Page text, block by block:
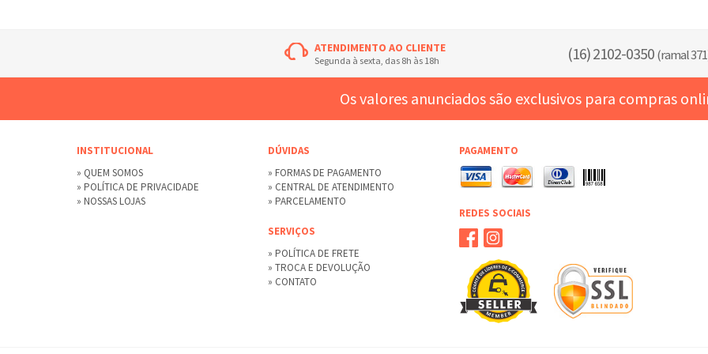
ATENDIMENTO AO CLIENTE
Segunda à sexta, das 8h às 18h (16) 2102-0350(ramal
Os valores anunciados são exclusivos para compras
INSTITUCIONAL
» QUEM SOMOS
» POLÍTICA DE PRIVACIDADE
» NOSSAS LOJAS
DÚVIDAS
» FORMAS DE PAGAMENTO
» CENTRAL DE ATENDIMENTO
» PARCELAMENTO
SERVIÇOS
» POLÍTICA DE FRETE
» TROCA E DEVOLUÇÃO
» CONTATO
PAGAMENTO
REDES SOCIAIS